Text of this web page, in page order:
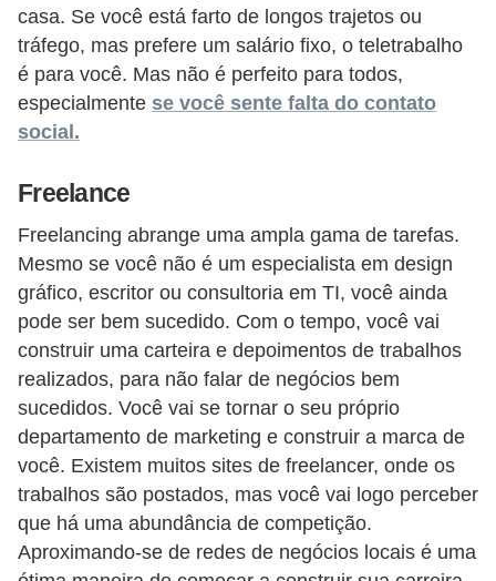
casa. Se você está farto de longos trajetos ou
tráfego, mas prefere um salário fixo, o teletrabalho
é para você. Mas não é perfeito para todos,
especialmente se você sente falta do contato
social.
Freelance
Freelancing abrange uma ampla gama de tarefas.
Mesmo se você não é um especialista em design
gráfico, escritor ou consultoria em TI, você ainda
pode ser bem sucedido. Com o tempo, você vai
construir uma carteira e depoimentos de trabalhos
realizados, para não falar de negócios bem
sucedidos. Você vai se tornar o seu próprio
departamento de marketing e construir a marca de
você. Existem muitos sites de freelancer, onde os
trabalhos são postados, mas você vai logo perceber
que há uma abundância de competição.
Aproximando-se de redes de negócios locais é uma
m
p
r
e
e
n
e
d
o
r
e
a
u
ô
n